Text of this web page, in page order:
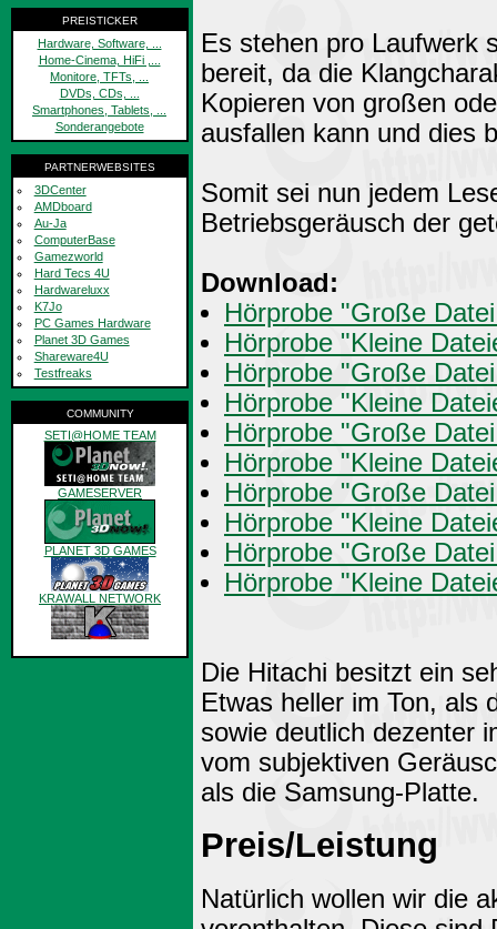
PREISTICKER
Hardware, Software, ...
Home-Cinema, HiFi ,...
Monitore, TFTs, ...
DVDs, CDs, ...
Smartphones, Tablets, ...
Sonderangebote
PARTNERWEBSITES
3DCenter
AMDboard
Au-Ja
ComputerBase
Gamezworld
Hard Tecs 4U
Hardwareluxx
K7Jo
PC Games Hardware
Planet 3D Games
Shareware4U
Testfreaks
COMMUNITY
SETI@HOME TEAM
GAMESERVER
PLANET 3D GAMES
KRAWALL NETWORK
Es stehen pro Laufwerk
bereit, da die
Kopieren von großen
ausfallen kann und dies
Somit sei nun jedem
Betriebsgeräusch der
Download:
Hörprobe "Große
Hörprobe "Kleine
Hörprobe "Große
Hörprobe "Kleine
Hörprobe "Große
Hörprobe "Kleine
Hörprobe "Große
Hörprobe "Kleine
Hörprobe "Große
Hörprobe "Kleine
Die Hitachi besitzt ein
Etwas heller im Ton, als
sowie deutlich dezenter
vom subjektiven
als die Samsung-Platte.
Preis/Leistung
Natürlich wollen wir die